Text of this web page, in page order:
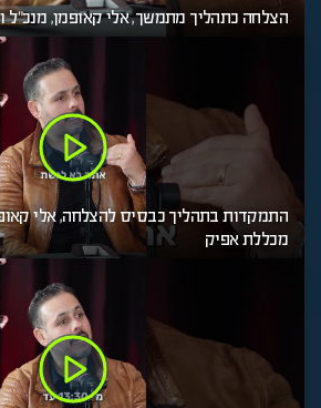
הצלחה כתהליך מתמשך, אלי קאופמן, מנכ"ל
התמקדות בתהליך כבסיס להצלחה, אלי
מכללת אפיק